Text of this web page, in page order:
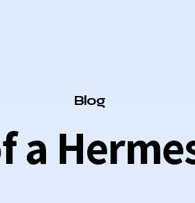
a
Category
Blog